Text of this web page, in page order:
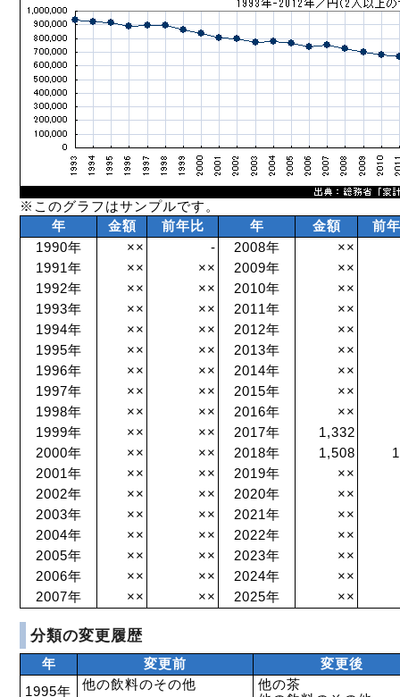
※このグラフはサンプルです。
年
金額 前年比 年 金額
前
1990年
×× - 2008年
××
1991年
×× ×× 2009年
××
1992年
×× ×× 2010年
××
1993年
×× ×× 2011年
××
1994年
×× ×× 2012年
××
1995年
×× ×× 2013年
××
1996年
×× ×× 2014年
××
1997年
×× ×× 2015年
××
1998年
×× ×× 2016年
××
1999年
×× ×× 2017年
1,332
2000年
×× ×× 2018年 1,508
2001年
×× ×× 2019年
××
2002年
×× ×× 2020年
××
2003年
×× ×× 2021年
××
2004年
×× ×× 2022年
××
2005年
×× ×× 2023年
××
2006年
×× ×× 2024年
××
2007年
×× ×× 2025年 ××
分類の変更履歴
年 変更前
変更後
1995年
他の飲料のその他
他の茶